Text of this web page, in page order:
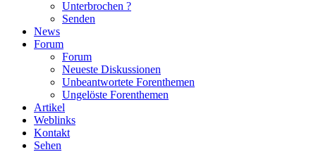
Unterbrochen ?
Senden
News
Forum
Forum
Neueste Diskussionen
Unbeantwortete Forenthemen
Ungelöste Forenthemen
Artikel
Weblinks
Kontakt
Sehen